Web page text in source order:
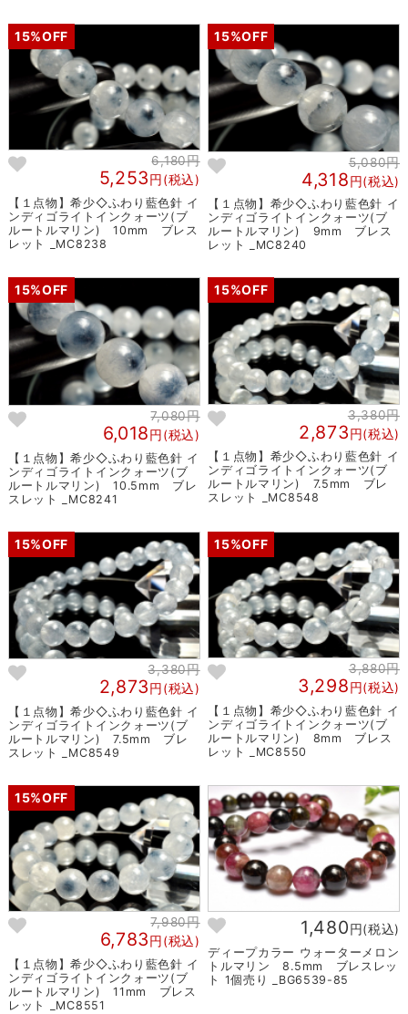
15%OFF
6,180円
5,253円(税込)
【１点物】希少◇ふわり藍色針 イ
ンディゴライトインクォーツ(ブ
ルートルマリン) 10mm ブレス
レット _MC8238
15%OFF
5,080円
4,318円(税込)
【１点物】希少◇ふわり藍色針 イ
ンディゴライトインクォーツ(ブ
ルートルマリン) 9mm ブレス
レット _MC8240
15%OFF
7,080円
6,018円(税込)
【１点物】希少◇ふわり藍色針 イ
ンディゴライトインクォーツ(ブ
ルートルマリン) 10.5mm ブレ
スレット _MC8241
15%OFF
3,380円
2,873円(税込)
【１点物】希少◇ふわり藍色針 イ
ンディゴライトインクォーツ(ブ
ルートルマリン) 7.5mm ブレ
スレット _MC8548
15%OFF
3,380円
2,873円(税込)
【１点物】希少◇ふわり藍色針 イ
ンディゴライトインクォーツ(ブ
ルートルマリン) 7.5mm ブレ
スレット _MC8549
15%OFF
3,880円
3,298円(税込)
【１点物】希少◇ふわり藍色針 イ
ンディゴライトインクォーツ(ブ
ルートルマリン) 8mm ブレス
レット _MC8550
15%OFF
7,980円
6,783円(税込)
【１点物】希少◇ふわり藍色針 イ
ンディゴライトインクォーツ(ブ
ルートルマリン) 11mm ブレス
レット _MC8551
1,480円(税込)
ディープカラー ウォーターメロン
トルマリン 8.5mm ブレスレッ
ト 1個売り _BG6539-85